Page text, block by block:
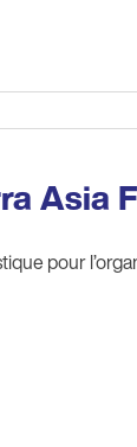
Asia
pour